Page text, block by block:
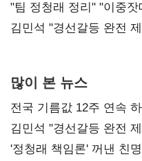
"팀 정청래 정리" "이중
다툼 격화
김민석 "경선갈등 완전
많이 본 뉴스
전국 기름값 12주 연속
김민석 "경선갈등 완전
사과부터"
'정청래 책임론' 꺼낸 친